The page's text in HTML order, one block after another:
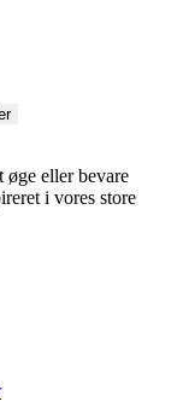
eller bevare
i vores store